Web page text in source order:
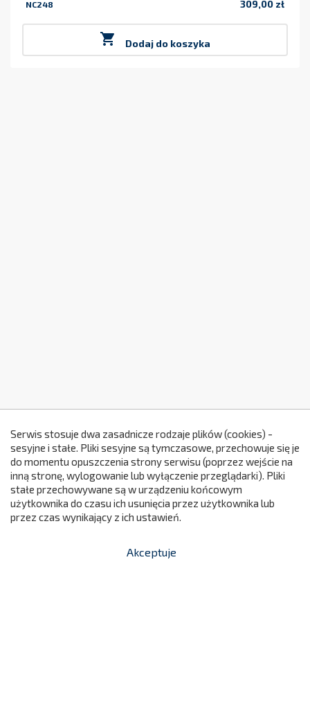

NC248 309,00 zł
 Dodaj do koszyka
Serwis stosuje dwa zasadnicze rodzaje plików (cookies) -
sesyjne i stałe. Pliki sesyjne są tymczasowe, przechowuje się je
do momentu opuszczenia strony serwisu (poprzez wejście na
inną stronę, wylogowanie lub wyłączenie przeglądarki). Pliki
stałe przechowywane są w urządzeniu końcowym
użytkownika do czasu ich usunięcia przez użytkownika lub
przez czas wynikający z ich ustawień.
Akceptuje